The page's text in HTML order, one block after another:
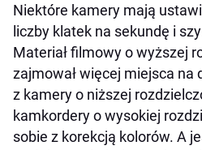
Niektóre kamery mają
liczby klatek na sekundę i
Materiał filmowy o wyższej
zajmował więcej miejsca na
z kamery o niższej
kamkordery o wysokiej
sobie z korekcją kolorów. A